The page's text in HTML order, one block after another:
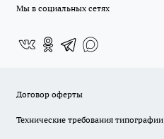
Мы в социальных сетях
Договор оферты
Технические требования типографии